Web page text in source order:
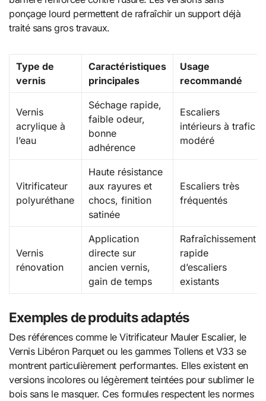
ponçage lourd permettent de rafraîchir un support déjà
traité sans gros travaux.
Type de
vernis
Caractéristiques
principales
Usage
recommandé
Vernis
acrylique à
l’eau
Séchage rapide,
faible odeur,
bonne
adhérence
Escaliers
intérieurs à trafic
modéré
Vitrificateur
polyuréthane
Haute résistance
aux rayures et
chocs, finition
satinée
Escaliers très
fréquentés
Vernis
rénovation
Application
directe sur
ancien vernis,
gain de temps
Rafraîchissement
rapide
d’escaliers
existants
Exemples de produits adaptés
Des références comme le Vitrificateur Mauler Escalier, le
Vernis Libéron Parquet ou les gammes Tollens et V33 se
montrent particulièrement performantes. Elles existent en
versions incolores ou légèrement teintées pour sublimer le
bois sans le masquer. Ces formules respectent les normes